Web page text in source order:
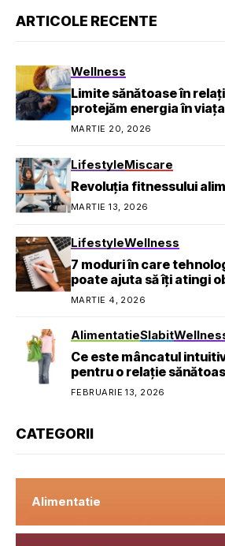
ARTICOLE RECENTE
Wellness
Limite sănătoase în
protejăm energia în
profesională
MARTIE 20, 2026
LifestyleMiscare
Revoluția fitnessului
MARTIE 13, 2026
LifestyleWellness
7 moduri în care
poate ajuta să îți atingi
sănătate
MARTIE 4, 2026
AlimentatieSlabit
Ce este mâncatul
pentru o relație
FEBRUARIE 13, 2026
CATEGORII
Alimentatie